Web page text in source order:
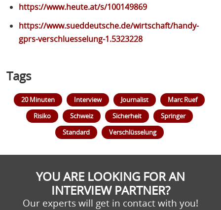
https://www.heute.at/s/100149869
https://www.sueddeutsche.de/wirtschaft/handy-
gprs-verschluesselung-1.5323228
Tags
20 Minuten Interview Journalist
Marc Ruef
Risiko
Schweiz Sicherheit
Springer
Standard
Verschlüsselung
YOU ARE LOOKING FOR AN
INTERVIEW PARTNER?
Our experts will get in contact with you!